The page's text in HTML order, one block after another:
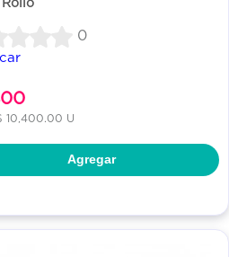
0
10,400.00 U
Agregar